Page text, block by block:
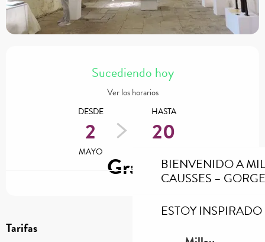
BIENVENIDO A
CAUSSES –
ESTOY INSPIRADO
Sucediendo hoy
Ver los horarios
DESDE
2
MAYO
HASTA
20
Gratis
Tarifas